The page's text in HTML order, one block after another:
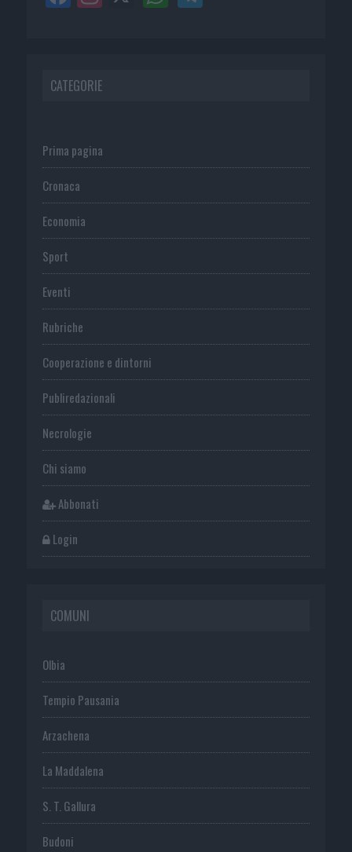
CATEGORIE
Prima pagina
Cronaca
Economia
Sport
Eventi
Rubriche
Cooperazione e dintorni
Publiredazionali
Necrologie
Chi siamo
Abbonati
Login
COMUNI
Olbia
Tempio Pausania
Arzachena
La Maddalena
S. T. Gallura
Budoni